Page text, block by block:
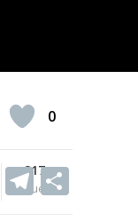
217
Vues
T T
0